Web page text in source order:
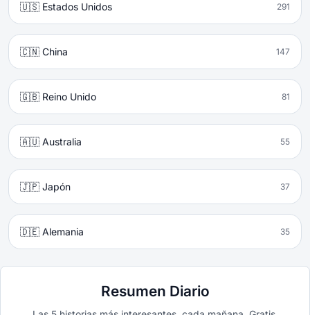
🇺🇸 Estados Unidos 291
🇨🇳 China 147
🇬🇧 Reino Unido 81
🇦🇺 Australia 55
🇯🇵 Japón 37
🇩🇪 Alemania 35
Resumen Diario